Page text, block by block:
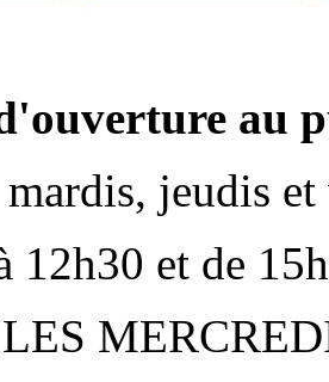
au
jeudis et
12h30 et de